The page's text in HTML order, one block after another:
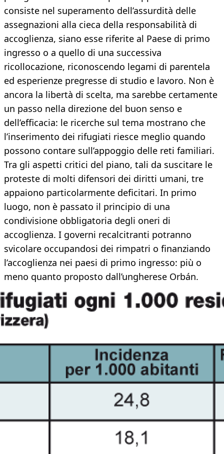
consiste nel superamento dell’assurdità delle
assegnazioni alla cieca della responsabilità di
accoglienza, siano esse riferite al Paese di primo
ingresso o a quello di una successiva
ricollocazione, riconoscendo legami di parentela
ed esperienze pregresse di studio e lavoro. Non è
ancora la libertà di scelta, ma sarebbe certamente
un passo nella direzione del buon senso e
dell’efficacia: le ricerche sul tema mostrano che
l’inserimento dei rifugiati riesce meglio quando
possono contare sull’appoggio delle reti familiari.
Tra gli aspetti critici del piano, tali da suscitare le
proteste di molti difensori dei diritti umani, tre
appaiono particolarmente deficitari. In primo
luogo, non è passato il principio di una
condivisione obbligatoria degli oneri di
accoglienza. I governi recalcitranti potranno
svicolare occupandosi dei rimpatri o finanziando
l’accoglienza nei paesi di primo ingresso: più o
meno quanto proposto dall’ungherese Orbán.